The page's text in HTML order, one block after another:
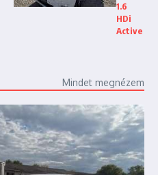
1.6
HDi
Active
Mindet megnézem